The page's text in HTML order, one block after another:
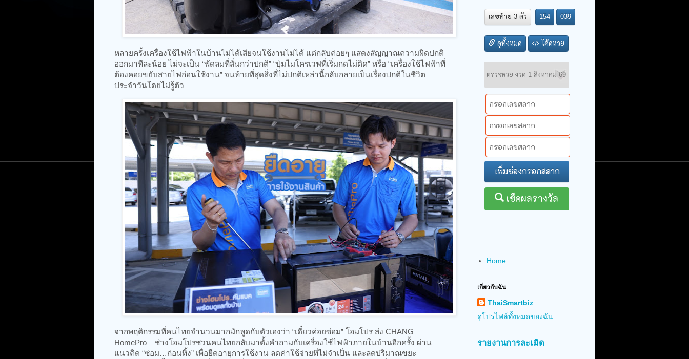
หลายครั้งเครื่องใช้ไฟฟ้าในบ้านไม่ได้เสียจนใช้งานไม่ได้ แต่กลับค่อยๆ แสดงสัญญาณความผิดปกติ
ออกมาทีละน้อย ไม่จะเป็น “พัดลมที่สั่นกว่าปกติ” “ปุ่มไมโครเวฟที่เริ่มกดไม่ติด” หรือ “เครื่องใช้ไฟฟ้าที่
ต้องคอยขยับสายไฟก่อนใช้งาน” จนท้ายที่สุดสิ่งที่ไม่ปกติเหล่านี้กลับกลายเป็นเรื่องปกติในชีวิต
ประจำวันโดยไม่รู้ตัว
จากพฤติกรรมที่คนไทยจำนวนมากมักพูดกับตัวเองว่า “เดี๋ยวค่อยซ่อม” โฮมโปร ส่ง CHANG
HomePro – ช่างโฮมโปรชวนคนไทยกลับมาตั้งคำถามกับเครื่องใช้ไฟฟ้าภายในบ้านอีกครั้ง ผ่าน
แนวคิด “ซ่อม…ก่อนทิ้ง” เพื่อยืดอายุการใช้งาน ลดค่าใช้จ่ายที่ไม่จำเป็น และลดปริมาณขยะ
Home
เกี่ยวกับฉัน
ThaiSmartbiz
ดูโปรไฟล์ทั้งหมดของฉัน
รายงานการละเมิด